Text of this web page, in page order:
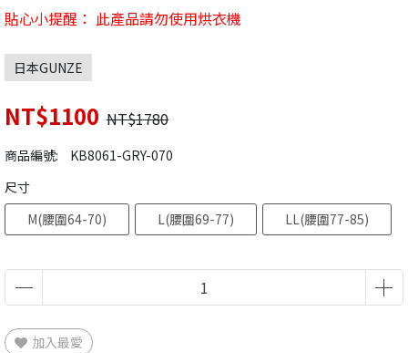
貼心小提醒： 此產品請勿使用烘衣機
日本GUNZE
NT$1100 NT$1780
商品編號:
KB8061-GRY-070
尺寸
M(腰圍64-70)
L(腰圍69-77) LL(腰圍77-85)
加入最愛